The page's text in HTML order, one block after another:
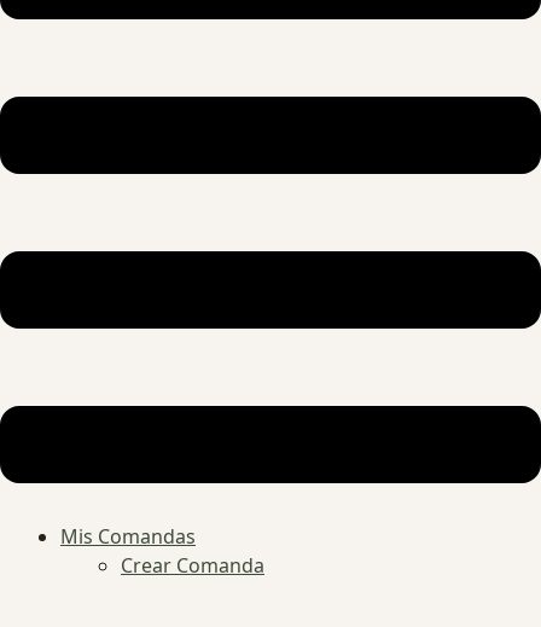
Mis Comandas
Crear Comanda